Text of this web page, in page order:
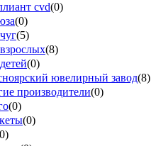
cvd(0)
(0)
(5)
(8)
(0)
ювелирный завод(8)
производители(0)
(0)
(0)
0)